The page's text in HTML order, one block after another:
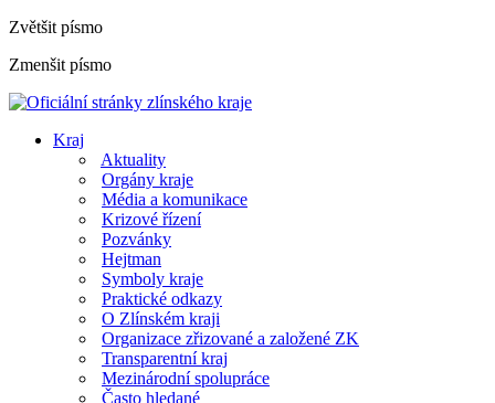
Zvětšit písmo
Zmenšit písmo
Kraj
Aktuality
Orgány kraje
Média a komunikace
Krizové řízení
Pozvánky
Hejtman
Symboly kraje
Praktické odkazy
O Zlínském kraji
Organizace zřizované a založené ZK
Transparentní kraj
Mezinárodní spolupráce
Často hledané